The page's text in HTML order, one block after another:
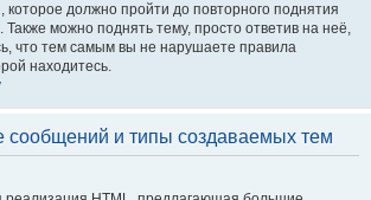
которое должно пройти до повторного поднятия
можно поднять тему, просто ответив на неё,
что тем самым вы не нарушаете правила
находитесь.
сообщений и типы создаваемых тем